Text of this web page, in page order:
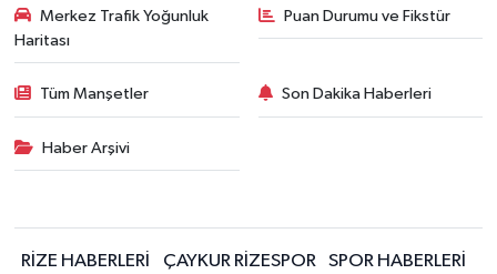
Merkez Trafik Yoğunluk
Haritası
Puan Durumu ve Fikstür
Tüm Manşetler Son Dakika Haberleri
Haber Arşivi
RİZE HABERLERİ ÇAYKUR RİZESPOR
SPOR HABERLERİ